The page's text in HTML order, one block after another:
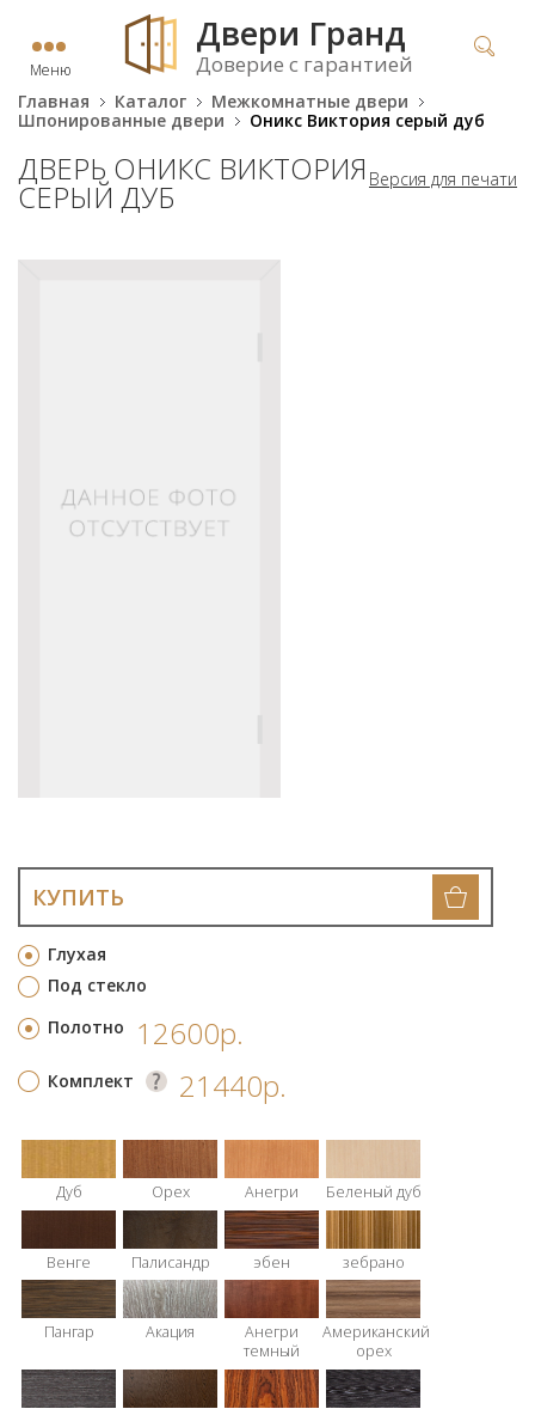
Меню
Двери Гранд
Доверие с гарантией
Главная Каталог
Межкомнатные двери
Шпонированные двери
Оникс Виктория серый дуб
Версия для печати
ДВЕРЬ ОНИКС ВИКТОРИЯ
СЕРЫЙ ДУБ
Глухая
Под стекло
КУПИТЬ
Полотно 12600р.
Комплект 21440р.
Дуб Орех Анегри Беленый дуб
Венге Палисандр эбен зебрано
Пангар Акация
Анегри
темный
Американский
орех